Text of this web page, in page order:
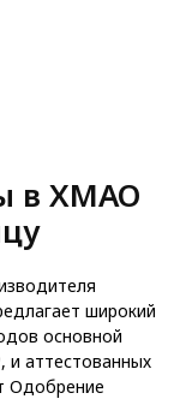
в ХМАО
широкий
основной
аттестованных
Одобрение